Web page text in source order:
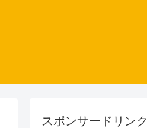
スポンサードリンク